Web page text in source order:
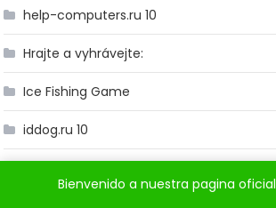
help-computers.ru 10
Hrajte a vyhrávejte:
Ice Fishing Game
iddog.ru 10
Bienvenido a nuestra pagina oficial